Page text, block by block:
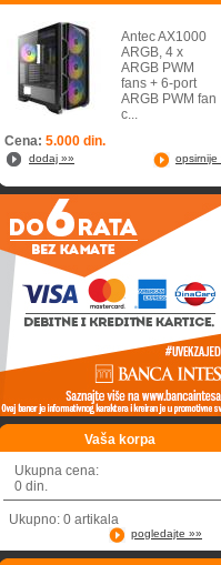
Antec AX1000
ARGB, 4 x
ARGB PWM
fans + 6-port
ARGB PWM fan
c...
Cena: 5.000 din.
dodaj »» opsirnije
Vaša korpa
Ukupna cena:
0 din.
Ukupno: 0 artikala
pogledajte »»